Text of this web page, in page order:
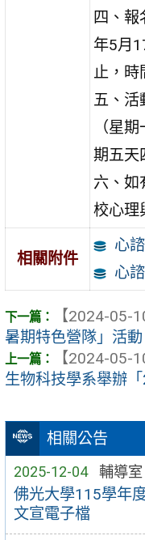
相關公告
2025-12-04 輔導室
佛光大學115學年
文宣電子檔
四、
年5月
止，時
五、活
（星
期五天
六、如
校心理
相關附件
心
心
【2024-05-
暑期特色營隊」活動
【2024-05-
生物科技學系舉辦